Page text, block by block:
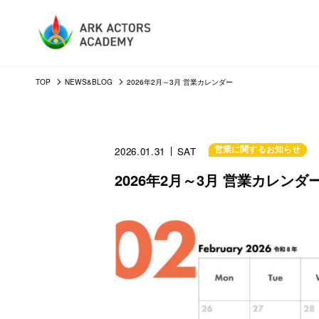
TOP NEWS&BLOG 2026年2月～3月 営業カレンダー
2026.01.31 SAT 営業に関するお知らせ
2026年2月～3月 営業カレンダ